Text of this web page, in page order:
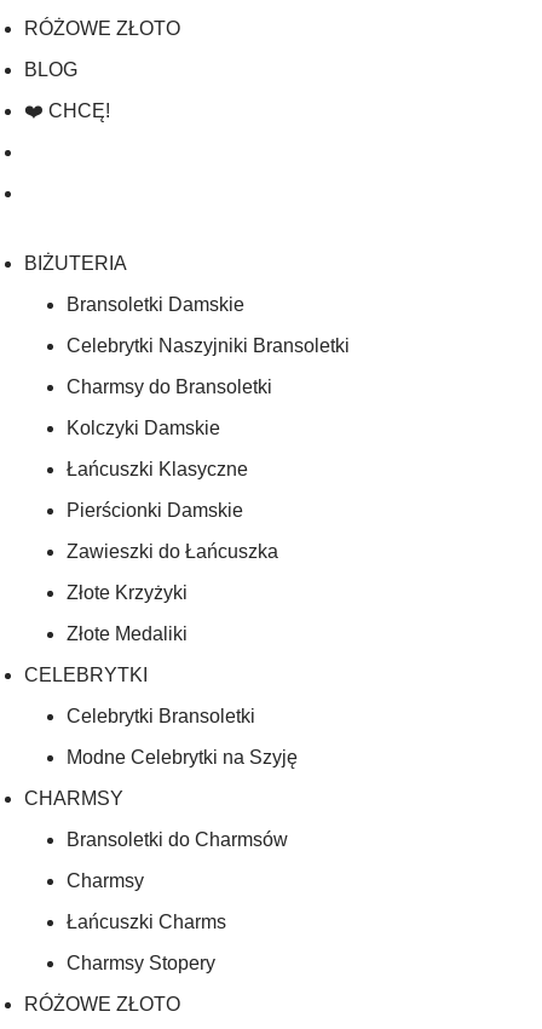
RÓŻOWE ZŁOTO
BLOG
❤️ CHCĘ!
BIŻUTERIA
Bransoletki Damskie
Celebrytki Naszyjniki Bransoletki
Charmsy do Bransoletki
Kolczyki Damskie
Łańcuszki Klasyczne
Pierścionki Damskie
Zawieszki do Łańcuszka
Złote Krzyżyki
Złote Medaliki
CELEBRYTKI
Celebrytki Bransoletki
Modne Celebrytki na Szyję
CHARMSY
Bransoletki do Charmsów
Charmsy
Łańcuszki Charms
Charmsy Stopery
RÓŻOWE ZŁOTO